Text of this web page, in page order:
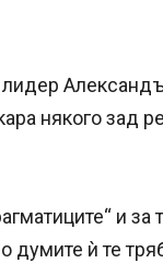
лидер
някого зад
и
думите ѝ те